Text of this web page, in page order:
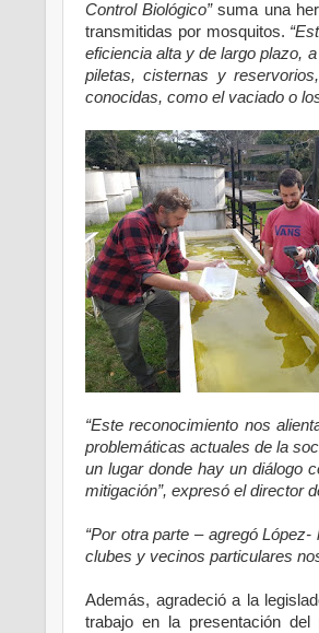
Control Biológico”suma una
transmitidas por mosquitos.
eficiencia alta y de largo plazo,
piletas, cisternas y
conocidas, como el vaciado o
“Este reconocimiento nos
problemáticas actuales de la
un lugar donde hay un diálogo
mitigación”, expresó el director
“Por otra parte – agregó
clubes y vecinos particulares
Además, agradeció a la
trabajo en la presentación del